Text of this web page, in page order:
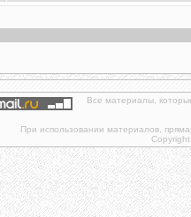
Все материалы,
При использовании материалов,